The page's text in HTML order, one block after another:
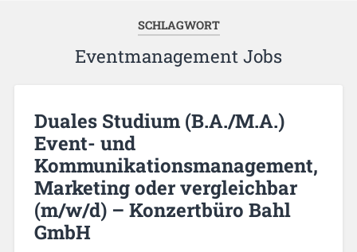
SCHLAGWORT
Eventmanagement Jobs
Duales Studium (B.A./M.A.)
Event- und
Kommunikationsmanagement,
Marketing oder vergleichbar
(m/w/d) – Konzertbüro Bahl
GmbH